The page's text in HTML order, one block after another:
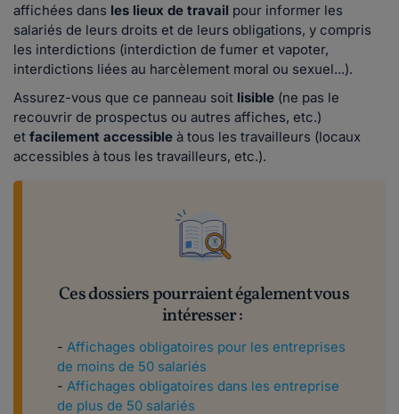
affichées dans les lieux de travail pour informer les
salariés de leurs droits et de leurs obligations, y compris
les interdictions (interdiction de fumer et vapoter,
interdictions liées au harcèlement moral ou sexuel...).
Assurez-vous que ce panneau soit lisible (ne pas le
recouvrir de prospectus ou autres affiches, etc.)
et facilement accessible à tous les travailleurs (locaux
accessibles à tous les travailleurs, etc.).
Ces dossiers pourraient également vous
intéresser :
- Affichages obligatoires pour les entreprises
de moins de 50 salariés
- Affichages obligatoires dans les entreprise
de plus de 50 salariés